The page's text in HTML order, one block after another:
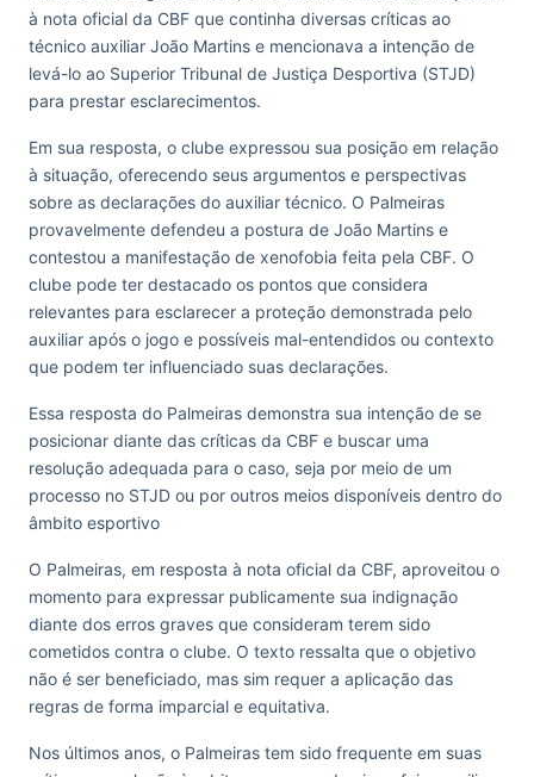
à nota oficial da CBF que continha diversas críticas ao
técnico auxiliar João Martins e mencionava a intenção de
levá-lo ao Superior Tribunal de Justiça Desportiva (STJD)
para prestar esclarecimentos.
Em sua resposta, o clube expressou sua posição em relação
à situação, oferecendo seus argumentos e perspectivas
sobre as declarações do auxiliar técnico. O Palmeiras
provavelmente defendeu a postura de João Martins e
contestou a manifestação de xenofobia feita pela CBF. O
clube pode ter destacado os pontos que considera
relevantes para esclarecer a proteção demonstrada pelo
auxiliar após o jogo e possíveis mal-entendidos ou contexto
que podem ter influenciado suas declarações.
Essa resposta do Palmeiras demonstra sua intenção de se
posicionar diante das críticas da CBF e buscar uma
resolução adequada para o caso, seja por meio de um
processo no STJD ou por outros meios disponíveis dentro do
âmbito esportivo
O Palmeiras, em resposta à nota oficial da CBF, aproveitou o
momento para expressar publicamente sua indignação
diante dos erros graves que consideram terem sido
cometidos contra o clube. O texto ressalta que o objetivo
não é ser beneficiado, mas sim requer a aplicação das
regras de forma imparcial e equitativa.
Nos últimos anos, o Palmeiras tem sido frequente em suas